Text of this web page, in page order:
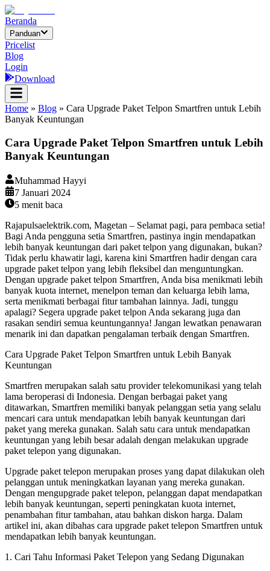
Beranda
Panduan
Pricelist
Blog
Login
Download
Home » Blog » Cara Upgrade Paket Telpon Smartfren untuk Lebih
Banyak Keuntungan
Cara Upgrade Paket Telpon Smartfren untuk Lebih
Banyak Keuntungan
Muhammad Hayyi
7 Januari 2024
5 menit baca
Rajapulsaelektrik.com, Magetan – Selamat pagi, para pembaca setia!
Bagi Anda pengguna setia Smartfren, pastinya ingin mendapatkan
lebih banyak keuntungan dari paket telpon yang digunakan, bukan?
Tidak perlu khawatir lagi, karena kini Smartfren hadir dengan cara
upgrade paket telpon yang lebih fleksibel dan menguntungkan.
Dengan upgrade paket telpon Smartfren, Anda bisa menikmati lebih
banyak kuota internet, menelpon teman dan keluarga lebih lama,
serta menikmati berbagai fitur tambahan lainnya. Jadi, tunggu
apalagi? Segera upgrade paket telpon Anda sekarang juga dan
rasakan sendiri semua keuntungannya! Jangan lewatkan penawaran
menarik ini dan dapatkan pengalaman terbaik dengan Smartfren.
Cara Upgrade Paket Telpon Smartfren untuk Lebih Banyak
Keuntungan
Smartfren merupakan salah satu provider telekomunikasi yang telah
lama beroperasi di Indonesia. Dengan berbagai paket yang
ditawarkan, Smartfren memiliki banyak pelanggan setia yang selalu
mencari cara untuk mendapatkan lebih banyak keuntungan dari
paket yang mereka gunakan. Salah satu cara untuk mendapatkan
keuntungan yang lebih besar adalah dengan melakukan upgrade
paket telepon yang digunakan.
Upgrade paket telepon merupakan proses yang dapat dilakukan oleh
pelanggan untuk meningkatkan layanan yang mereka gunakan.
Dengan mengupgrade paket telepon, pelanggan dapat mendapatkan
lebih banyak keuntungan, seperti peningkatan kuota internet,
penambahan fitur tambahan, atau bahkan diskon harga. Dalam
artikel ini, akan dibahas cara upgrade paket telepon Smartfren untuk
mendapatkan lebih banyak keuntungan.
1. Cari Tahu Informasi Paket Telepon yang Sedang Digunakan